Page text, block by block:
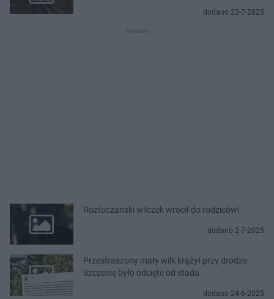
dodano 22-7-2025
Roztoczański wilczek wrócił do rodziców!
dodano 2-7-2025
Przestraszony mały wilk krążył przy drodze.
Szczenię było odcięte od stada
dodano 24-6-2025